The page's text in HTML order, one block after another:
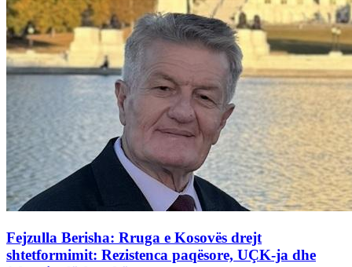
Fejzulla Berisha: Rruga e Kosovës drejt
shtetformimit: Rezistenca paqësore, UÇK-ja dhe